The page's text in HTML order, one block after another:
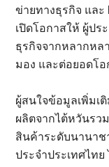
ข่ายทางธุรกิจ และ
เปิดโอกาสให้ ผู้ป
ธุรกิจจากหลากหล
มอง และต่อยอดโ
ผู้สนใจข้อมูลเพิ่มเ
ผลิตจากไต้หวันรว
สินค้าระดับนานาช
ประจำประเทศไท